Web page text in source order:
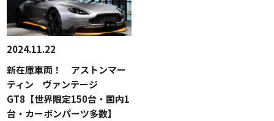
2024.11.22
新在庫車両！ アストンマー
ティン ヴァンテージ
GT8【世界限定150台・国内1
台・カーボンパーツ多数】